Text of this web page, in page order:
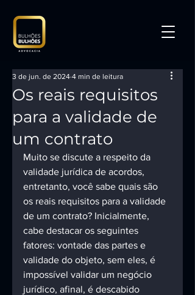
Os reais requisitos
para a validade de
um contrato
3 de jun. de 2024 4 min de leitura
Muito se discute a respeito da
validade jurídica de acordos,
entretanto, você sabe quais são
os reais requisitos para a validade
de um contrato? Inicialmente,
cabe destacar os seguintes
fatores: vontade das partes e
validade do objeto, sem eles, é
impossível validar um negócio
jurídico, afinal, é descabido